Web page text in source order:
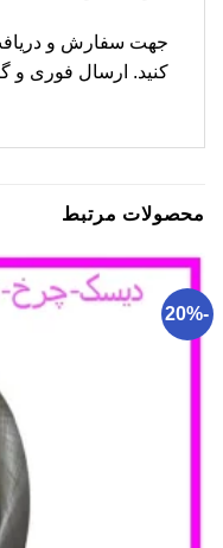
جهت سفارش و
کنید. ارسال فوری و
محصولات مرتبط
-20%